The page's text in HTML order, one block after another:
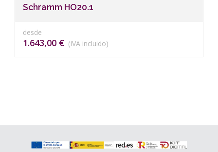
Schramm HO20.1
desde
1.643,00 € (IVA incluido)